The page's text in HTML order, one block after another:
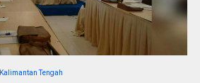
Kalimantan Tengah